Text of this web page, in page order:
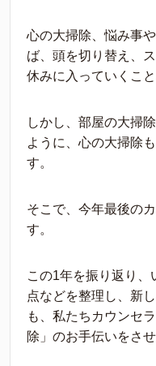
心の大掃除、悩み事
ば、頭を切り替え、
休みに入っていくこ
しかし、部屋の大掃
ように、心の大掃除
す。
そこで、今年最後の
す。
この1年を振り返り
点などを整理し、新
も、私たちカウンセ
除」のお手伝いをさ